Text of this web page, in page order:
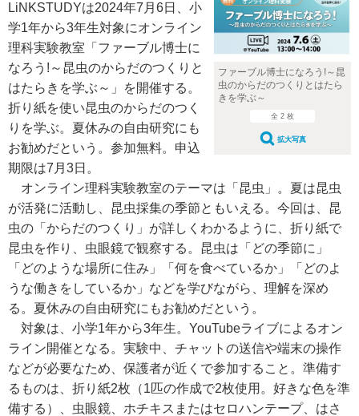
ファーブル博士になろう!～昆
虫のからだのつくりとはたら
きを学ぶ～
全 2 枚
拡大写真
LiNKSTUDYは2024年7月6日、小
学1年から3年生対象にオンライン
理科実験教室「ファーブル博士に
なろう!～昆虫のからだのつくりと
はたらきを学ぶ～」を開催する。
折り紙を使い昆虫のからだのつく
りを学ぶ。夏休みの自由研究にも
お勧めだという。参加無料。申込
期限は7月3日。
オンライン理科実験教室のテーマは「昆虫」。夏は昆虫
が活発に活動し、昆虫採集の季節ともいえる。今回は、昆
虫の「からだのつくり」が詳しくわかるように、折り紙で
昆虫を作り、虫眼鏡で観察する。昆虫は「どの季節に」
「どのような場所に住み」「何を食べているか」「どのよ
うな働きをしているか」などを学びながら、理解を深め
る。夏休みの自由研究にもお勧めだという。
対象は、小学1年から3年生。YouTubeライブによるオン
ライン開催となる。実験中、チャットの送信や端末の操作
などが必要なため、保護者が近くで参加すること。準備す
るものは、折り紙2枚（1匹の作成で2枚使用。好きな色を準
備する）、虫眼鏡、ホチキスまたはセロハンテープ、はさ